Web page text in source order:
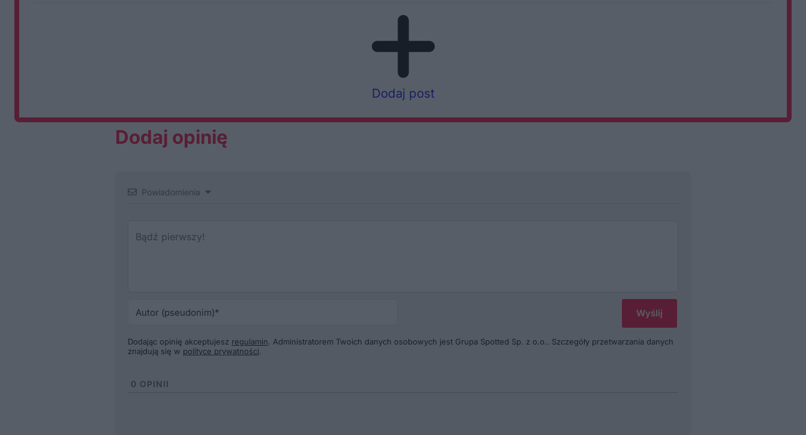
Dodaj post
Dodaj opinię
Powiadomienia
Dodając opinię akceptujesz regulamin. Administratorem Twoich danych osobowych jest Grupa Spotted Sp. z o.o.. Szczegóły przetwarzania danych
znajdują się w polityce prywatności.
0 OPINII